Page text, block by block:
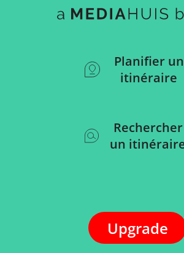
Planifier un
itinéraire
Rechercher
un
Upgrade